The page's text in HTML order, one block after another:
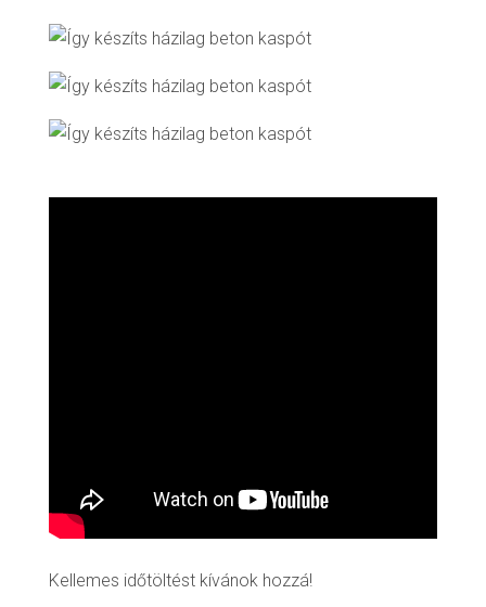
Kellemes időtöltést kívánok hozzá!